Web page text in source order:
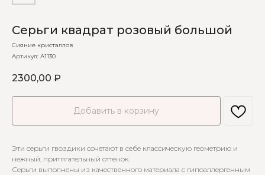
Серьги квадрат розовый большой
Сияние кристаллов
Артикул: А1130
2300,00 ₽
Добавить в корзину
Эти серьги гвоздики сочетают в себе классическую геометрию и
нежный, притягательный оттенок.
Серьги выполнены из качественного материала с гипоаллергенным